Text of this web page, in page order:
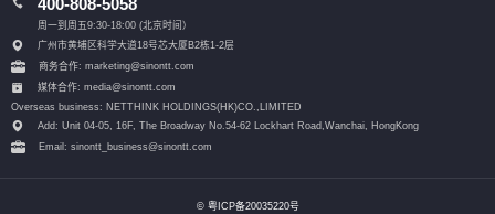
400-808-5058
周一到周五9:30-18:00 (北京时间）
广州市黄埔区科学大道18号芯大厦B2栋1-2层
商务合作: marketing@sinontt.com
媒体合作: media@sinontt.com
Overseas business: NETTHINK HOLDINGS(HK)CO.,LIMITED
Add: Unit 04-05, 16F, The Broadway No.54-62 Lockhart Road,Wanchai, HongKong
Email: sinontt_business@sinontt.com
© 粤ICP备20035220号